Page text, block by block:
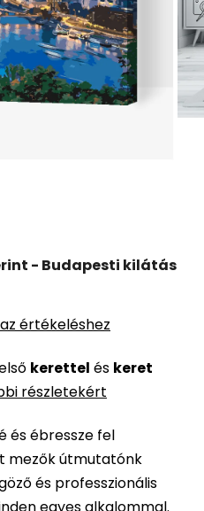
kerettel és keret
részletekért
és ébressze fel
mezők útmutatónk
és professzionális
- Budapesti kilátás
értékeléshez